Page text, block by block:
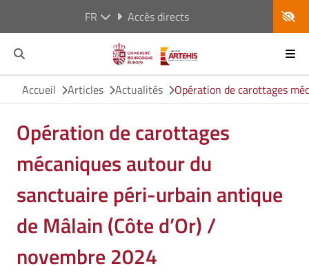
FR Accès directs
Accueil Articles Actualités Opération de carottages
Opération de carottages
mécaniques autour du
sanctuaire péri-urbain antique
de Mâlain (Côte d’Or) /
novembre 2024